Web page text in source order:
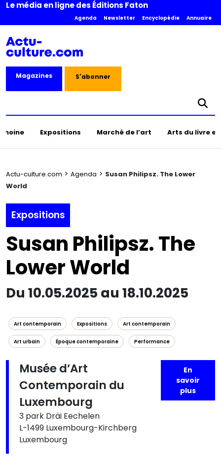
Le média en ligne des Éditions Faton
Agenda Newsletter Encyclopédie Annuaire
Magazines S'abonner
Expositions Marché de l’art Arts du livre
Actu-culture.com > Agenda > Susan Philipsz. The Lower
World
Expositions
Susan Philipsz. The
Lower World
Du 10.05.2025 au 18.10.2025
Art contemporain Expositions Art contemporain
Art urbain Époque contemporaine Performance
Musée d’Art
Contemporain du
Luxembourg
3 park Dräi Eechelen
L-1499 Luxembourg-Kirchberg
Luxembourg
En
savoir
plus